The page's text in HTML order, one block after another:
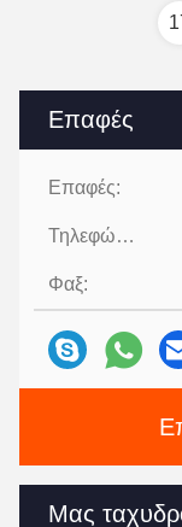
Επαφές
Επαφές:
Τηλεφώνημα:
Φαξ:
Μας